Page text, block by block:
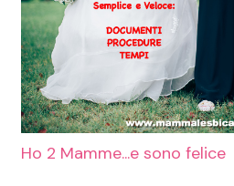
Ho 2 Mamme...e sono felice